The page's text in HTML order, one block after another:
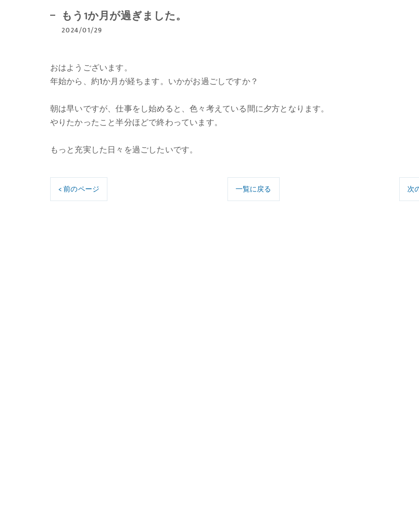
もう1か月が過ぎました。
2024/01/29
おはようございます。
年始から、約1か月が経ちます。いかがお過ごしですか？
朝は早いですが、仕事をし始めると、色々考えている間に夕方となります。
やりたかったこと半分ほどで終わっています。
もっと充実した日々を過ごしたいです。
< 前のページ 一覧に戻る 次